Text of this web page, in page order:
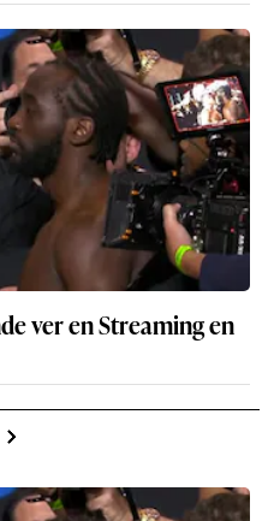
ver en Streaming en